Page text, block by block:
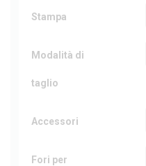
Stampa
Modalità di
taglio
Accessori
Fori per